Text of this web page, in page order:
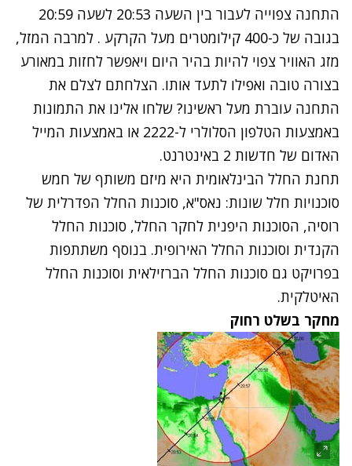
התחנה צפוייה לעבור בין השעה 20:53 לשעה 20:59
בגובה של כ-400 קילומטרים מעל הקרקע .
למרבה המזל,
מזג האוויר צפוי להיות בהיר היום ויאפשר לחזות במאורע
בצורה טובה ואפילו לתעד אותו. הצלחתם לצלם את
התחנה עוברת מעל ראשינו? שלחו אלינו את התמונות
באמצעות הטלפון הסלולרי ל-2222 או באמצעות
המייל
האדום של חדשות 2 באינטרנט.
תחנת החלל הבינלאומית היא מיזם משותף של חמש
סוכנויות חלל שונות: נאס"א, סוכנות החלל הפדרלית של
רוסיה, הסוכנות היפנית לחקר החלל, סוכנות החלל
הקנדית וסוכנות החלל האירופית. בנוסף משתתפות
בפרויקט גם סוכנות החלל הברזילאית וסוכנות החלל
האיטלקית.
מחקר בשלט רחוק